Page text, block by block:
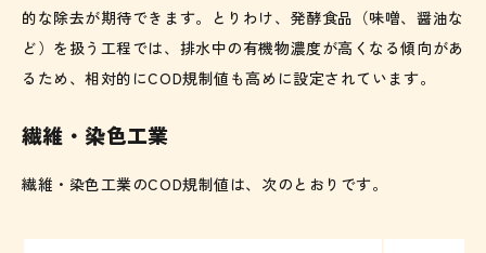
的な除去が期待できます。とりわけ、発酵食品（味噌、醤油な
ど）を扱う工程では、排水中の有機物濃度が高くなる傾向があ
るため、相対的にCOD規制値も高めに設定されています。
繊維・染色工業
繊維・染色工業のCOD規制値は、次のとおりです。